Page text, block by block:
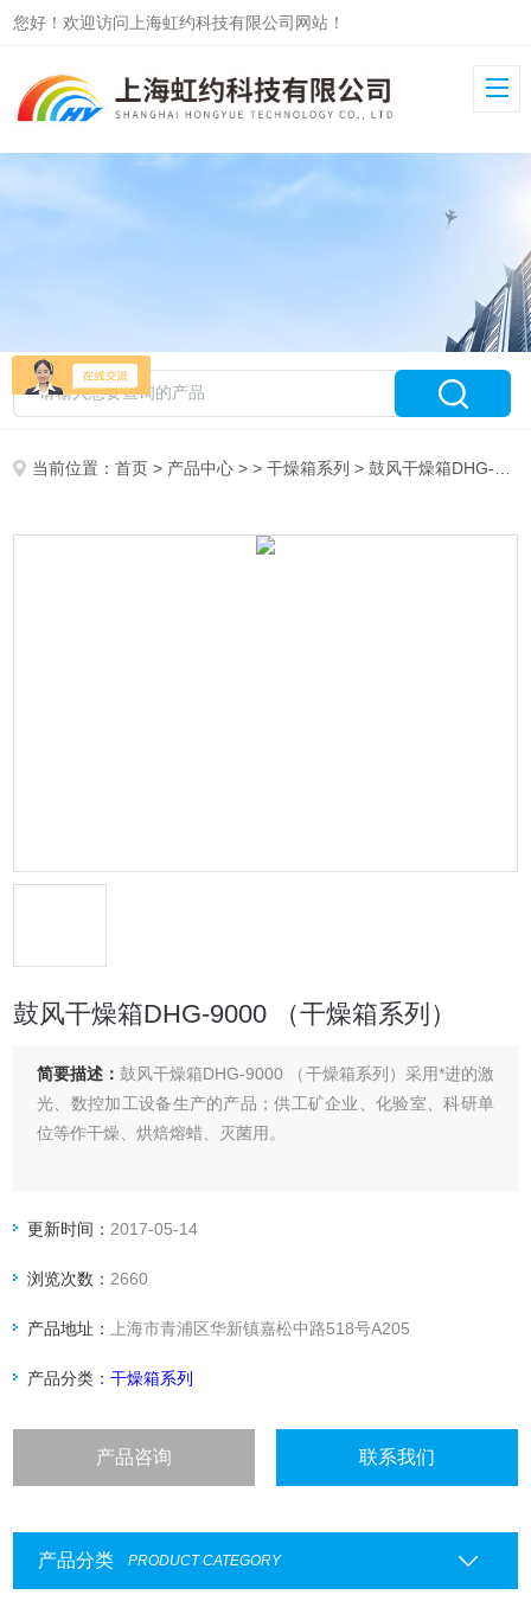
您好！欢迎访问上海虹约科技有限公司网站！
当前位置：首页 > 产品中心 > >干燥箱系列 > 鼓风干燥箱DHG-9000 （干燥箱系列）
鼓风干燥箱DHG-9000 （干燥箱系列）
简要描述：鼓风干燥箱DHG-9000 （干燥箱系列）采用*进的激
光、数控加工设备生产的产品；供工矿企业、化验室、科研单
位等作干燥、烘焙熔蜡、灭菌用。
更新时间： 2017-05-14
浏览次数： 2660
产品地址： 上海市青浦区华新镇嘉松中路518号A205
产品分类：干燥箱系列
产品咨询 联系我们
产品分类 PRODUCT CATEGORY